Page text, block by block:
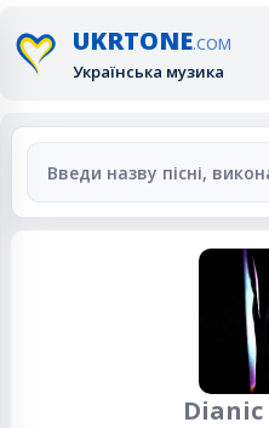
UKRTONE.COM
Українська музика
Dianic